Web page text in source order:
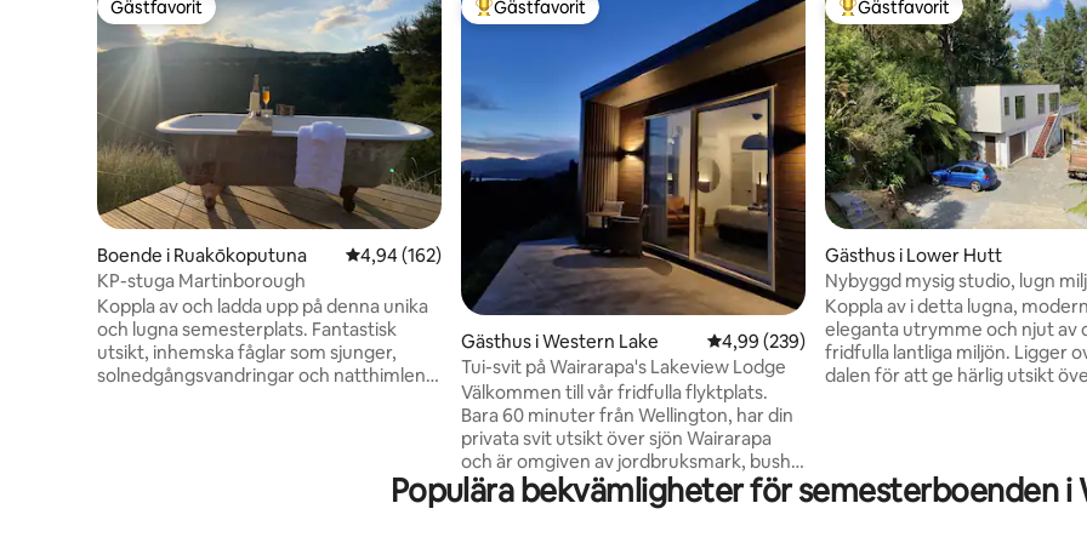
Gästfavorit
Gästfavorit
Boende i Ruakōkoputuna 4,94 av 5 i genomsnittligt betyg, 162 omdömen
4,94 (162)
KP-stuga Martinborough
Koppla av och ladda upp på denna unika
och lugna semesterplats. Fantastisk
utsikt, inhemska fåglar som sjunger,
solnedgångsvandringar och natthimlens
kommun, besök lokala vingårdar, en kort
bilresa till Tora Coast eller besök fyren vid
Populär gästfavorit
Gästfavorit
Gästhus i Western Lake 4,99 av 5 i genomsnittligt betyg, 239
4,99 (239)
Tui-svit på Wairarapa's Lakeview Lodge
Välkommen till vår fridfulla flyktplats.
Bara 60 minuter från Wellington, har din
privata svit utsikt över sjön Wairarapa
och är omgiven av jordbruksmark, bush
och sjöutsikt och inkluderar ditt eget
privata spa och trädgårdar - ett perfekt
Populär gästfavorit
Gästfavorit
Gästhus i Lower Hutt
Nybyggd mysig studio, lugn
Koppla av i detta lugna,
eleganta utrymme och njut av
fridfulla lantliga miljön. Ligger ovanför
dalen för att ge härlig utsikt
20 minuter bort eller besöka
Populära bekvämligheter för semesterboenden i